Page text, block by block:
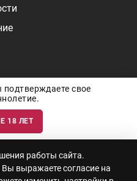
носит ознакомительный
на импортные товары особенно
вы так же можете уточнить по
на торговлю алкоголем: №
свое
18 ЛЕТ
работы сайта.
выражаете согласие на